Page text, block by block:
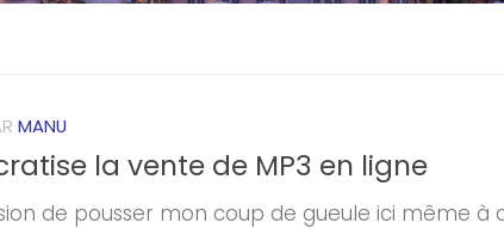
MANU
la vente de MP3 en ligne
de pousser mon coup de gueule ici même